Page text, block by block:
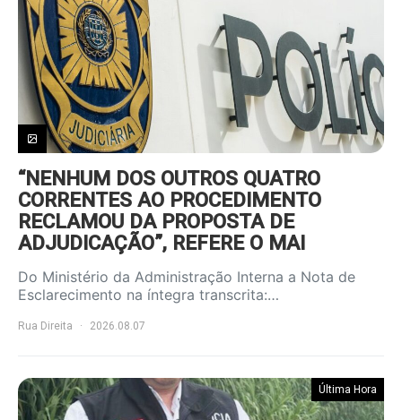
“NENHUM DOS OUTROS QUATRO
CORRENTES AO PROCEDIMENTO
RECLAMOU DA PROPOSTA DE
ADJUDICAÇÃO”, REFERE O MAI
Do Ministério da Administração Interna a Nota de
Esclarecimento na íntegra transcrita:…
Rua Direita 2026.08.07
Última Hora